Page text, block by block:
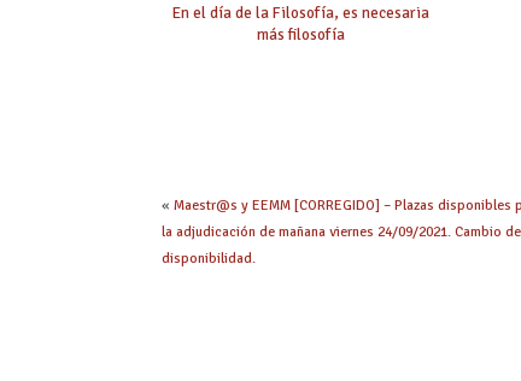
En el día de la Filosofía, es necesaria
más filosofía
«Maestr@s y EEMM [CORREGIDO] – Plazas disponibles
la adjudicación de mañana viernes 24/09/2021. Cambio de
disponibilidad.